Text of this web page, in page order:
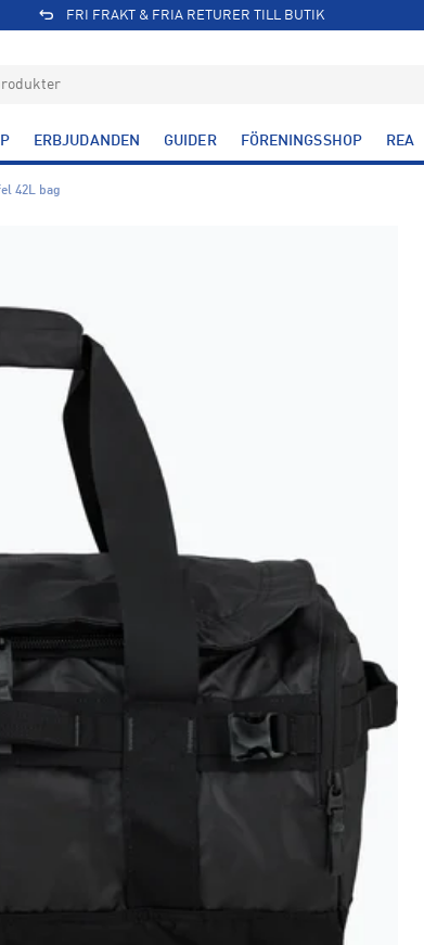
FRI FRAKT & FRIA RETURER TILL BUTIK
ERBJUDANDEN GUIDER FÖRENINGSSHOP REA
42L bag